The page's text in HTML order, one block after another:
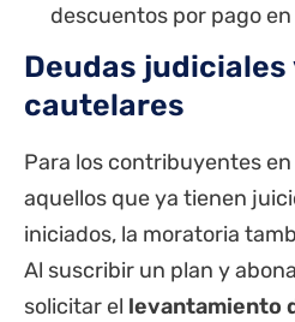
descuentos por pago
Deudas judiciales
cautelares
Para los contribuyentes
aquellos que ya tienen
iniciados, la moratoria
Al suscribir un plan y
solicitar el levantamiento